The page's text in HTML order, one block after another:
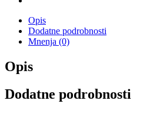
Opis
Dodatne podrobnosti
Mnenja (0)
Opis
Dodatne podrobnosti